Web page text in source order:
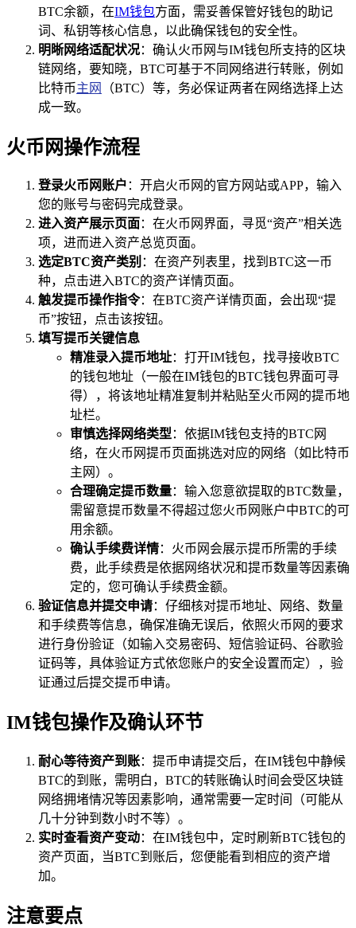
BTC余额，在IM钱包方面，需妥善保管好钱包的助记
词、私钥等核心信息，以此确保钱包的安全性。
明晰网络适配状况：确认火币网与IM钱包所支持的区块
链网络，要知晓，BTC可基于不同网络进行转账，例如
比特币主网
（BTC）等，务必保证两者在网络选择上达
成一致。
火币网操作流程
登录火币网账户 ：开启火币网的官方网站或APP，输入
您的账号与密码完成登录。
进入资产展示页面：在火币网界面，寻觅“资产”相关选
项，进而进入资产总览页面。
选定BTC资产类别 ：在资产列表里，找到BTC这一币
种，点击进入BTC的资产详情页面。
触发提币操作指令：在BTC资产详情页面，会出现“提
币”按钮，点击该按钮。
填写提币关键信息
精准录入提币地址：打开IM钱包，找寻接收BTC
的钱包地址（一般在IM钱包的BTC钱包界面可寻
得），将该地址精准复制并粘贴至火币网的提币地
址栏。
审慎选择网络类型：依据IM钱包支持的BTC网
络，在火币网提币页面挑选对应的网络（如比特币
主网）。
合理确定提币数量：输入您意欲提取的BTC数量，
需留意提币数量不得超过您火币网账户中BTC的可
用余额。
确认手续费详情：火币网会展示提币所需的手续
费，此手续费是依据网络状况和提币数量等因素确
定的，您可确认手续费金额。
验证信息并提交申请：仔细核对提币地址、网络、数量
和手续费等信息，确保准确无误后，依照火币网的要求
进行身份验证（如输入交易密码、短信验证码、谷歌验
证码等，具体验证方式依您账户的安全设置而定），验
证通过后提交提币申请。
IM钱包操作及确认环节
耐心等待资产到账：提币申请提交后，在IM钱包中静候
BTC的到账，需明白，BTC的转账确认时间会受区块链
网络拥堵情况等因素影响，通常需要一定时间（可能从
几十分钟到数小时不等）。
实时查看资产变动：在IM钱包中，定时刷新BTC钱包的
资产页面，当BTC到账后，您便能看到相应的资产增
加。
注意要点